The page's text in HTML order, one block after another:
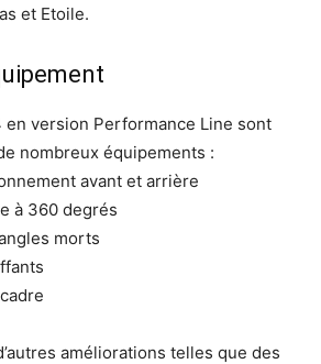
et Etoile.
en version Performance Line sont
nombreux équipements :
avant et arrière
à 360 degrés
morts
améliorations telles que des